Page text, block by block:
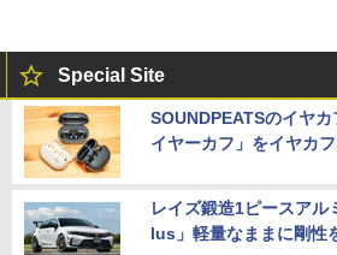
Special Site
SOUNDPEATSのイヤ
イヤーカフ」をイヤカ
レイズ鍛造1ピースアル
lus」軽量なままに剛性